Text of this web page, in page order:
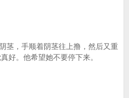
茎，手顺着阴茎往上撸，然后又重
好。他希望她不要停下来。